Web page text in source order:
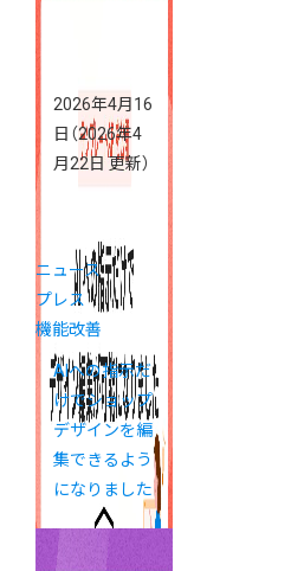
2026年4月16
日 （2026年4
月22日 更新）
ニュース
プレス
機能改善
AIへの指示だ
けでショップ
デザインを編
集できるよう
になりました